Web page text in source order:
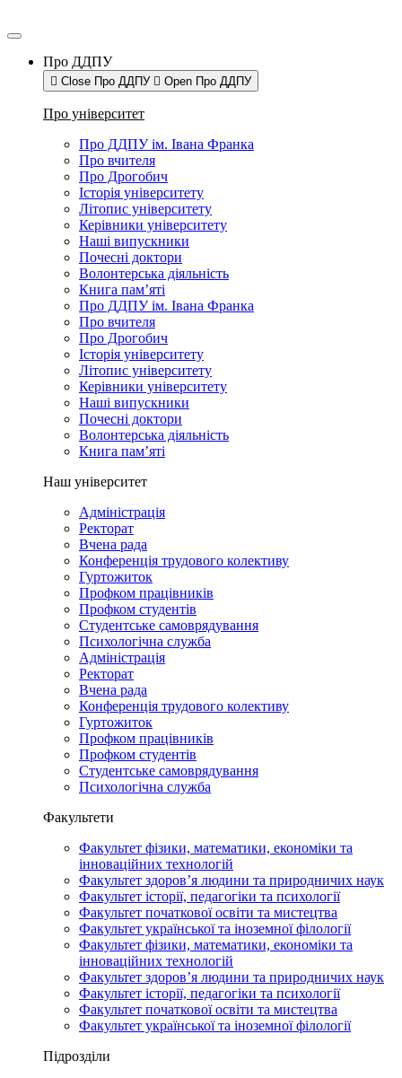
Про ДДПУ
Close Про ДДПУ Open Про ДДПУ
Про університет
Про ДДПУ ім. Івана Франка
Про вчителя
Про Дрогобич
Історія університету
Літопис університету
Керівники університету
Наші випускники
Почесні доктори
Волонтерська діяльність
Книга пам’яті
Про ДДПУ ім. Івана Франка
Про вчителя
Про Дрогобич
Історія університету
Літопис університету
Керівники університету
Наші випускники
Почесні доктори
Волонтерська діяльність
Книга пам’яті
Наш університет
Адміністрація
Ректорат
Вчена рада
Конференція трудового колективу
Гуртожиток
Профком працівників
Профком студентів
Студентське самоврядування
Психологічна служба
Адміністрація
Ректорат
Вчена рада
Конференція трудового колективу
Гуртожиток
Профком працівників
Профком студентів
Студентське самоврядування
Психологічна служба
Факультети
Факультет фізики, математики, економіки та
інноваційних технологій
Факультет здоров’я людини та природничих наук
Факультет історії, педагогіки та психології
Факультет початкової освіти та мистецтва
Факультет української та іноземної філології
Факультет фізики, математики, економіки та
інноваційних технологій
Факультет здоров’я людини та природничих наук
Факультет історії, педагогіки та психології
Факультет початкової освіти та мистецтва
Факультет української та іноземної філології
Підрозділи